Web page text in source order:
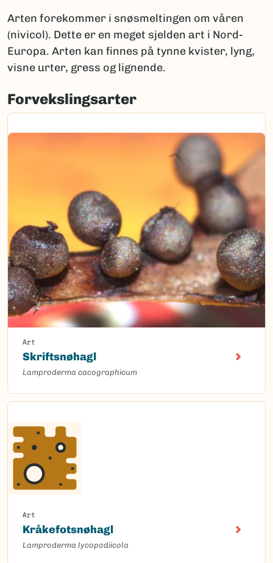
Arten forekommer i snøsmeltingen om våren
(nivicol). Dette er en meget sjelden art i Nord-
Europa. Arten kan finnes på tynne kvister, lyng,
visne urter, gress og lignende.
Forvekslingsarter
Art
Skriftsnøhagl
Lamproderma cacographicum
Art
Kråkefotsnøhagl
Lamproderma lycopodiicola